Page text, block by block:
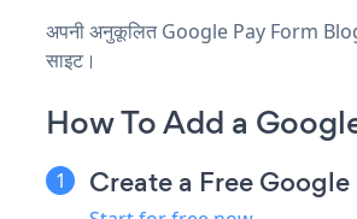
अपनी अनुकूलित Google Pay Form
साइट।
How To Add a
Create a Free